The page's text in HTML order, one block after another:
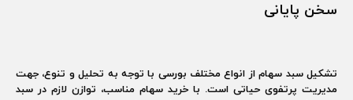
سخن پایانی
تشکیل سبد سهام از انواع مختلف بورسی با توجه به تحلیل و تنوع، جهت
مدیریت پرتفوی حیاتی است. با خرید سهام مناسب، توازن لازم در سبد